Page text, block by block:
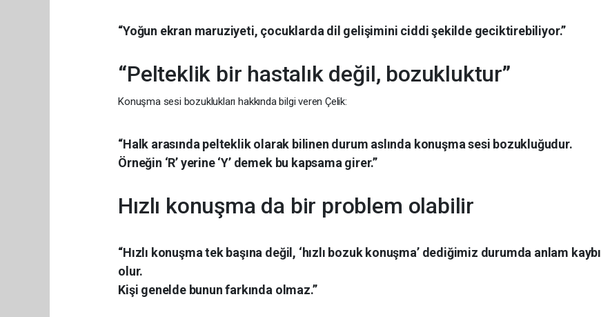
“Yoğun ekran maruziyeti, çocuklarda dil gelişimini ciddi şekilde geciktirebiliyor.”
“Pelteklik bir hastalık değil, bozukluktur”
Konuşma sesi bozuklukları hakkında bilgi veren Çelik:
“Halk arasında pelteklik olarak bilinen durum aslında konuşma sesi bozukluğudur.
Örneğin ‘R’ yerine ‘Y’ demek bu kapsama girer.”
Hızlı konuşma da bir problem olabilir
“Hızlı konuşma tek başına değil, ‘hızlı bozuk konuşma’ dediğimiz durumda anlam kaybı
olur.
Kişi genelde bunun farkında olmaz.”